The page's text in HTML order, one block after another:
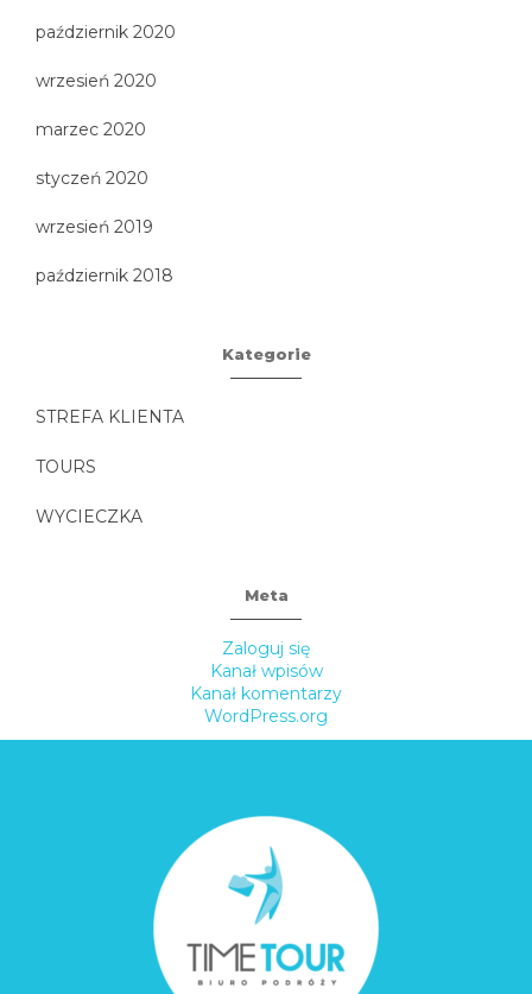
październik 2020
wrzesień 2020
marzec 2020
styczeń 2020
wrzesień 2019
październik 2018
Kategorie
STREFA KLIENTA
TOURS
WYCIECZKA
Meta
Zaloguj się
Kanał wpisów
Kanał komentarzy
WordPress.org